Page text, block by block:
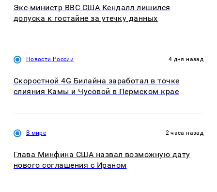
Экс-министр ВВС США Кендалл лишился
допуска к гостайне за утечку данных
Новости России 4 дня назад
Скоростной 4G Билайна заработал в точке
слияния Камы и Чусовой в Пермском крае
В мире 2 часа назад
Глава Минфина США назвал возможную дату
нового соглашения с Ираном